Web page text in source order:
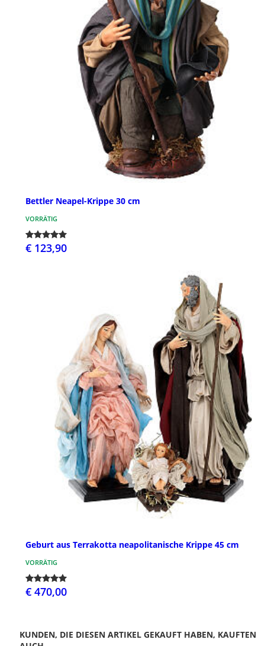
Bettler Neapel-Krippe 30 cm
VORRÄTIG
€ 123,90
Geburt aus Terrakotta neapolitanische Krippe 45 cm
VORRÄTIG
€ 470,00
KUNDEN, DIE DIESEN ARTIKEL GEKAUFT HABEN, KAUFTEN